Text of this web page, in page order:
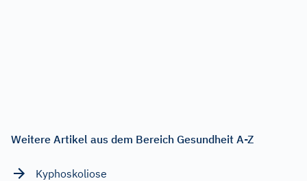
Weitere Artikel aus dem Bereich Gesundheit A-Z
Kyphoskoliose